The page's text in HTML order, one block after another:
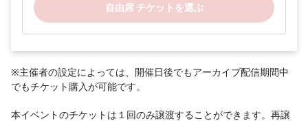
自由席 チケットを選ぶ
※主催者の設定によっては、開催日後でもアーカイブ配信期間中
でもチケット購入が可能です。
本イベントのチケットは１回のみ譲渡することができます。再譲